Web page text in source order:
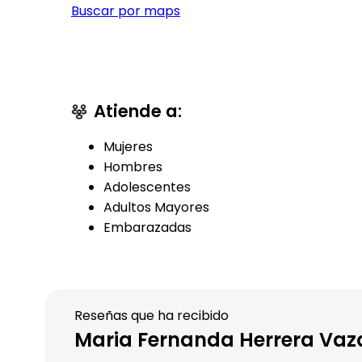
Buscar por maps
Atiende a:
Mujeres
Hombres
Adolescentes
Adultos Mayores
Embarazadas
Reseñas que ha recibido
Maria Fernanda Herrera